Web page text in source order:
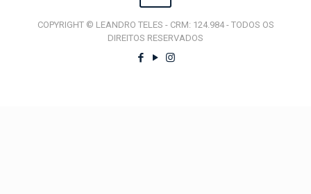
COPYRIGHT © LEANDRO TELES - CRM: 124.984 - TODOS OS
DIREITOS RESERVADOS